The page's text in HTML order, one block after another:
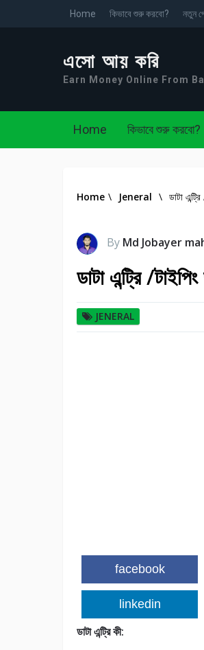
Home কিভাবে শুরু করবো? নতুন
এসো আয় করি
Earn Money Online From
Home কিভাবে শুরু করবো?
Home \ Jeneral \ ডাটা
By Md Jobayer
ডাটা এন্ট্রি /
JENERAL
facebook
linkedin
ডাটা এন্ট্রি কী: